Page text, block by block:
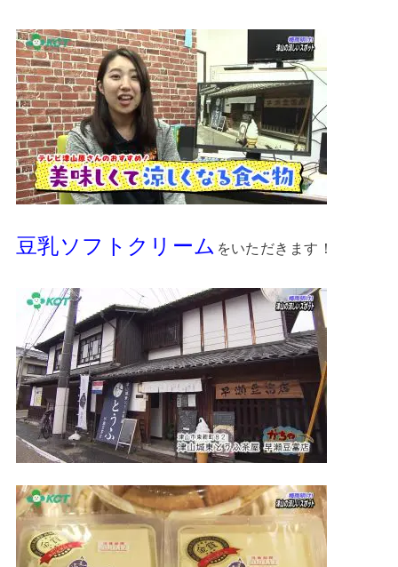
豆乳ソフトクリーム をいただきます！